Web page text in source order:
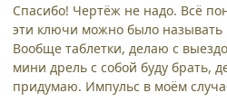
Спасибо! Чертёж не надо. Всё
эти ключи можно было
Вообще таблетки, делаю с
мини дрель с собой буду брать,
придумаю. Импульс в моём